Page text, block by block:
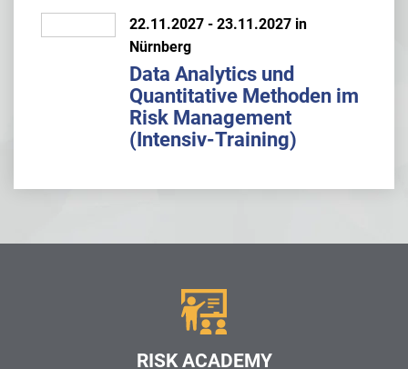
22.11.2027 - 23.11.2027 in
Nürnberg
Data Analytics und
Quantitative Methoden im
Risk Management
(Intensiv-Training)
RISK ACADEMY